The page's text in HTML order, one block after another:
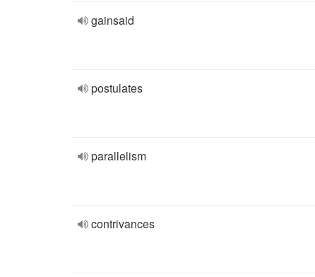
gainsaid
postulates
parallelism
contrivances